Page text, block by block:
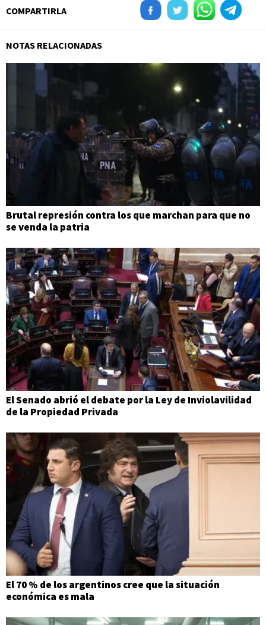
COMPARTIRLA
NOTAS RELACIONADAS
Brutal represión contra los que marchan para que no
se venda la patria
El Senado abrió el debate por la Ley de Inviolavilidad
de la Propiedad Privada
El 70 % de los argentinos cree que la situación
económica es mala